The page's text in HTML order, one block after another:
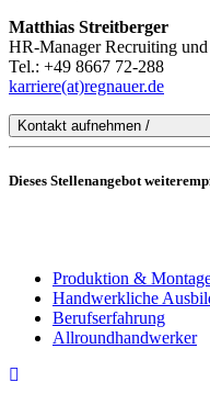
Matthias Streitberger
HR-Manager Recruiting
Tel.: +49 8667 72-288
karriere(at)regnauer.de
Dieses Stellenangebot
Produktion &
Handwerkliche
Berufserfahrung
Allroundhandwerker